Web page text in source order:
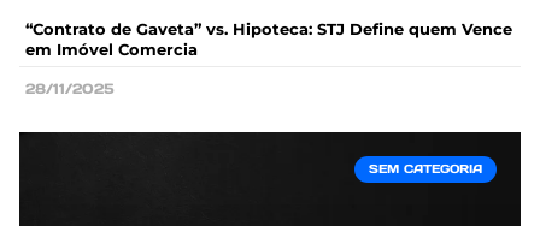
“Contrato de Gaveta” vs. Hipoteca: STJ Define quem Vence
em Imóvel Comercia
28/11/2025
SEM CATEGORIA